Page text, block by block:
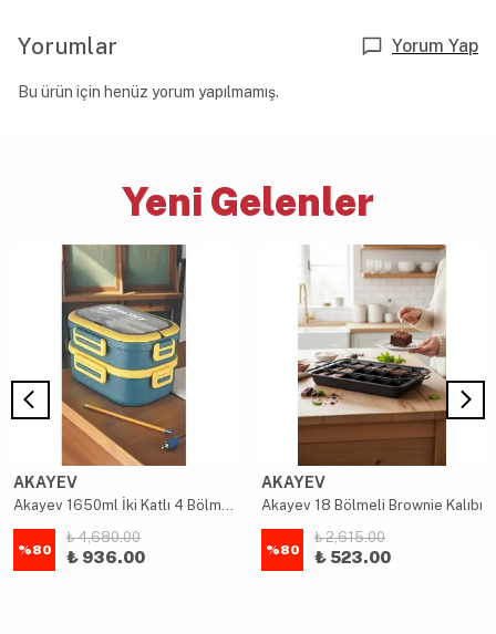
Yorumlar Yorum Yap
Bu ürün için henüz yorum yapılmamış.
Yeni Gelenler
AKAYEV
Akayev 1650ml İki Katlı 4 Bölmeli Çelik Yemek Kabı Mavi
%80
₺ 4,680.00
₺ 936.00
AKAYEV
Akayev 18 Bölmeli Brownie Kalıbı
%80
₺ 2,615.00
₺ 523.00